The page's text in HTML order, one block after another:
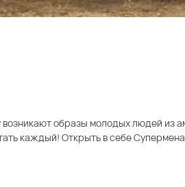
образы молодых людей
каждый! Открыть в себе